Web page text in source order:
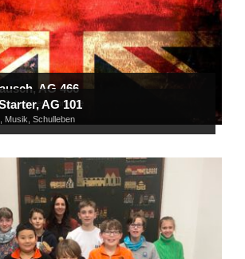
AG 466
, Schulleben, Sprache
AG 101
Musik Schulleben